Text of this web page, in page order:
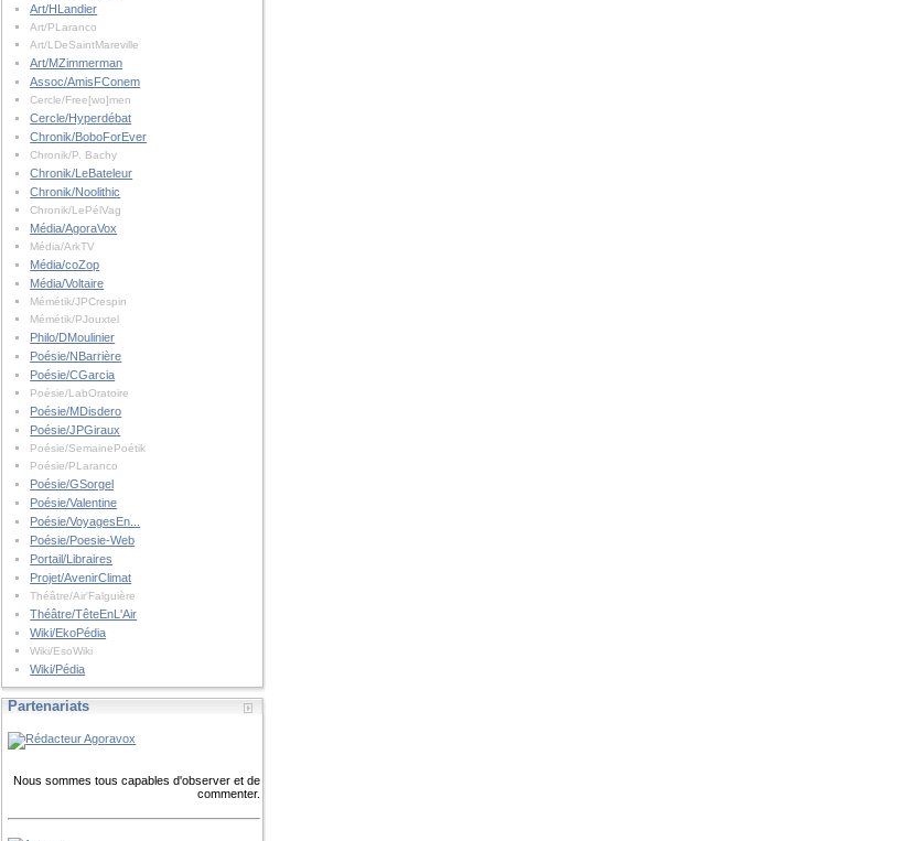
Art/HLandier
Art/PLaranco
Art/LDeSaintMareville
Art/MZimmerman
Assoc/AmisFConem
Cercle/Free[wo]men
Cercle/Hyperdébat
Chronik/BoboForEver
Chronik/P. Bachy
Chronik/LeBateleur
Chronik/Noolithic
Chronik/LePélVag
Média/AgoraVox
Média/ArkTV
Média/coZop
Média/Voltaire
Mémétik/JPCrespin
Mémétik/PJouxtel
Philo/DMoulinier
Poésie/NBarrière
Poésie/CGarcia
Poésie/LabOratoire
Poésie/MDisdero
Poésie/JPGiraux
Poésie/SemainePoétik
Poésie/PLaranco
Poésie/GSorgel
Poésie/Valentine
Poésie/VoyagesEn...
Poésie/Poesie-Web
Portail/Libraires
Projet/AvenirClimat
Théâtre/Air'Falguière
Théâtre/TêteEnL'Air
Wiki/EkoPédia
Wiki/EsoWiki
Wiki/Pédia
Partenariats
Nous sommes tous capables d'observer et de
commenter.